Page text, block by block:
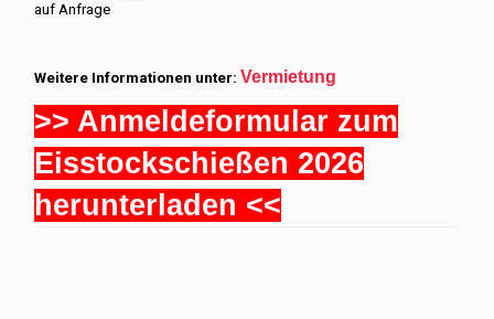
auf Anfrage
Weitere Informationen unter: Vermietung
>> Anmeldeformular zum
Eisstockschießen 2026
herunterladen <<